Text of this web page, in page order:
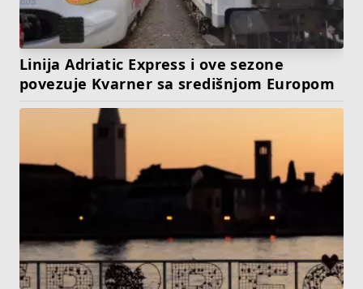
Linija Adriatic Express i ove sezone
povezuje Kvarner sa središnjom Europom